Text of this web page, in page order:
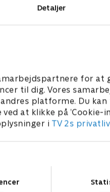
Detaljer
for at
til dig. Vores
platforme. Du
at klikke på ’Cookie-
i TV 2s